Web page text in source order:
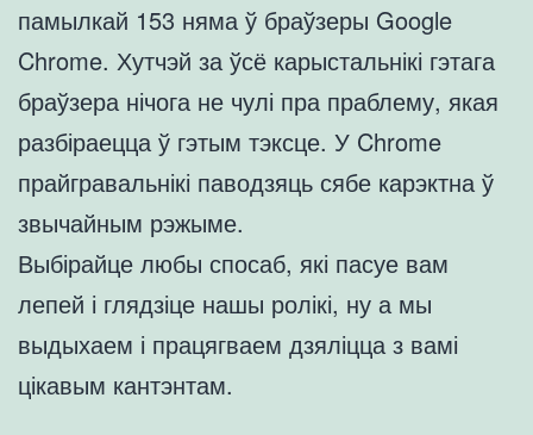
памылкай 153 няма ў браўзеры Google
Chrome. Хутчэй за ўсё карыстальнікі гэтага
браўзера нічога не чулі пра праблему, якая
разбіраецца ў гэтым тэксце. У Chrome
прайгравальнікі паводзяць сябе карэктна ў
звычайным рэжыме.
Выбірайце любы спосаб, які пасуе вам
лепей і глядзіце нашы ролікі, ну а мы
выдыхаем і працягваем дзяліцца з вамі
цікавым кантэнтам.